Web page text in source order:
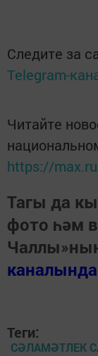
Следите за
Telegram-
Читайте
https://
Тагы да
фото һәм
каналында
Теги:
СӘЛАМӘТЛЕК